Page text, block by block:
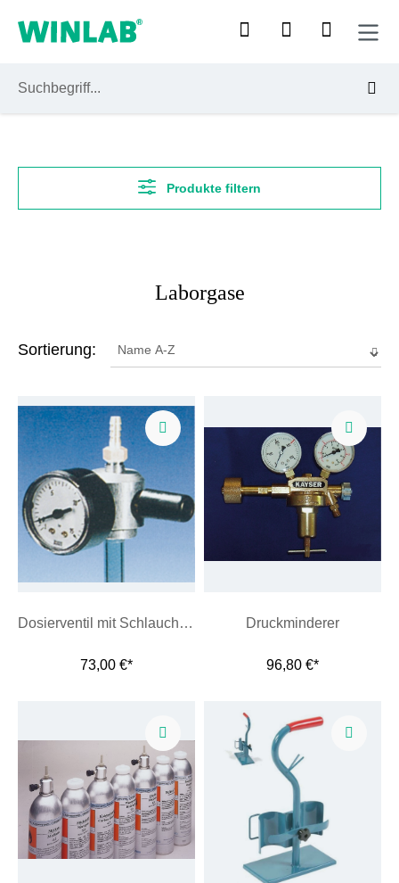
Produkte filtern
Laborgase
Sortierung:
Dosierventil mit Schlauchtülle
73,00 €*
Druckminderer
96,80 €*